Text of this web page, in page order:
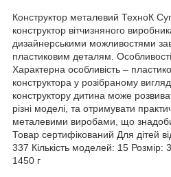
Конструктор металевий ТехноК
конструктор вітчизняного
дизайнерськими можливостями
пластиковим деталям.
Характерна особливість –
конструктора у розібраному
конструктору дитина може
різні моделі, та отримувати
металевими виробами, що
Товар сертифікований Для дітей
337 Кількість моделей: 15
1450 г